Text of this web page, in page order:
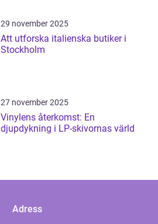
29 november 2025
Att utforska italienska butiker i
Stockholm
27 november 2025
Vinylens återkomst: En
djupdykning i LP-skivornas värld
Adress